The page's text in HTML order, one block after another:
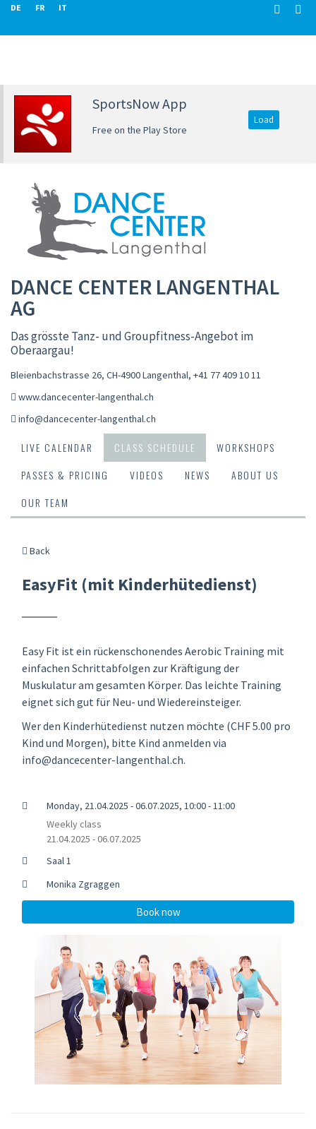
DE FR IT
SportsNow App
Free on the Play Store
Load
DANCE CENTER LANGENTHAL
AG
Das grösste Tanz- und Groupfitness-Angebot im
Oberaargau!
Bleienbachstrasse 26, CH-4900 Langenthal, +41 77 409 10 11
www.dancecenter-langenthal.ch
info@dancecenter-langenthal.ch
LIVE CALENDAR CLASS SCHEDULE
WORKSHOPS
PASSES & PRICING
VIDEOS NEWS
ABOUT US
OUR TEAM
Back
EasyFit (mit Kinderhütedienst)
Easy Fit ist ein rückenschonendes Aerobic Training mit
einfachen Schrittabfolgen zur Kräftigung der
Muskulatur am gesamten Körper. Das leichte Training
eignet sich gut für Neu- und Wiedereinsteiger.
Wer den Kinderhütedienst nutzen möchte (CHF 5.00 pro
Kind und Morgen), bitte Kind anmelden via
info@dancecenter-langenthal.ch.
Monday, 21.04.2025 - 06.07.2025, 10:00 - 11:00
Weekly class
21.04.2025 - 06.07.2025
Saal 1
Monika Zgraggen
Book now